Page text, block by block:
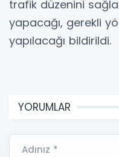
trafik düzenini
yapacağı, gerekli
yapılacağı bildirildi.
YORUMLAR
Adınız *